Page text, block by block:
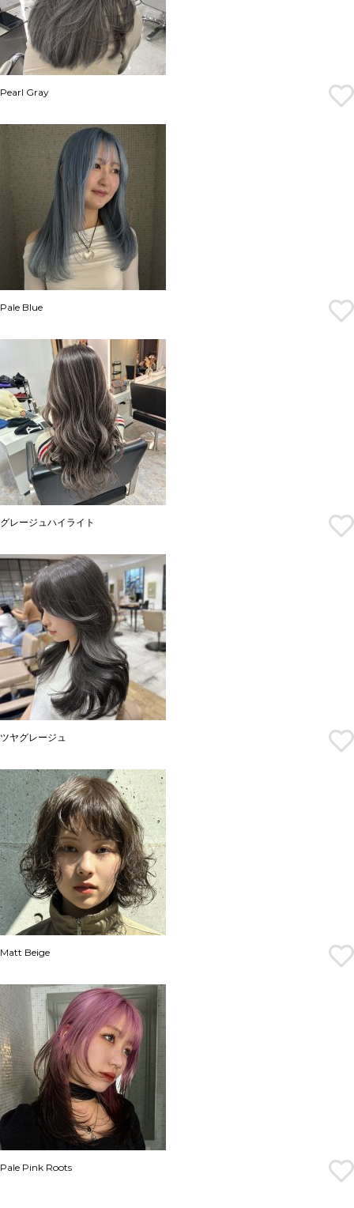
Pearl Gray
Pale Blue
グレージュハイライト
ツヤグレージュ
Matt Beige
Pale Pink Roots